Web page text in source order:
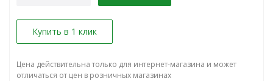
Купить в 1 клик
Цена действительна только для интернет-магазина и может
отличаться от цен в розничных магазинах